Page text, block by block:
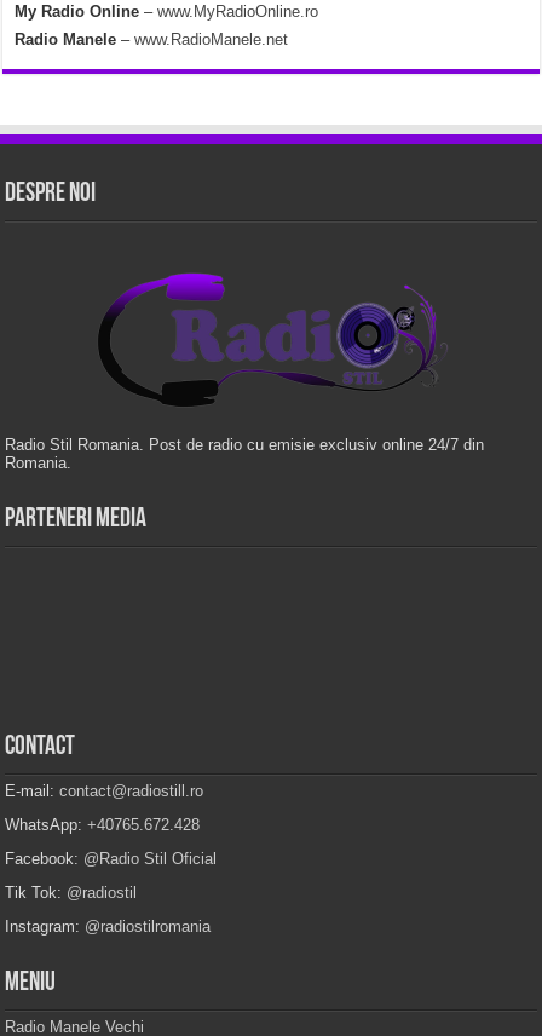
My Radio Online –www.MyRadioOnline.ro
Radio Manele–www.RadioManele.net
Despre Noi
Radio Stil Romania. Post de radio cu emisie exclusiv online 24/7 din
Romania.
Parteneri Media
Contact
E-mail:contact@radiostill.ro
WhatsApp:+40765.672.428
Facebook: @Radio Stil Oficial
Tik Tok: @radiostil
Instagram: @radiostilromania
Meniu
Radio Manele Vechi